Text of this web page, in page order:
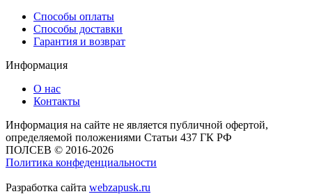
Способы оплаты
Способы доставки
Гарантия и возврат
Информация
О нас
Контакты
Информация на сайте не является публичной офертой,
определяемой положениями Статьи 437 ГК РФ
ПОЛСЕВ © 2016-2026
Политика конфеденциальности
Разработка сайта webzapusk.ru